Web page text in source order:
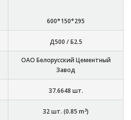
600*150*295
Д500 / Б2.5
ОАО Белорусский Цементный
Завод
37.6648 шт.
32шт. (0.85 m3)